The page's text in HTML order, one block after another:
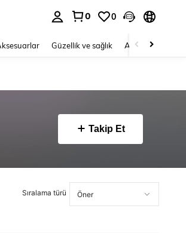
0 0
Güzellik ve sağlık Ayakkabı
Takip Et
Sıralama türü